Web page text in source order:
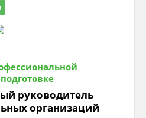
руководитель
организаций